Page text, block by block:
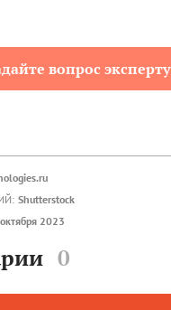
вопрос эксперту
Shutterstock
2023
0